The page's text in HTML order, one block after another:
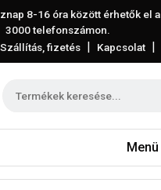
8-16 óra között érhetők el a
3000telefonszámon.
Szállítás, fizetés | Kapcsolat |
Menü